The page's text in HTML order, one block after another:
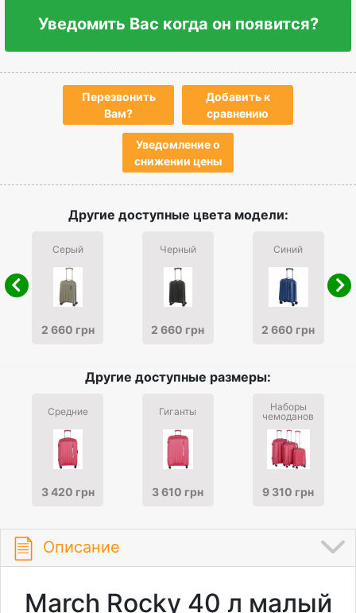
Уведомить Вас когда он появится?
Перезвонить
Вам?
Добавить к
сравнению
Уведомление о
снижении цены
Другие доступные цвета модели:
Серый
2 660 грн
Черный
2 660 грн
Синий
2 660 грн
Другие доступные размеры:
Средние
3 420 грн
Гиганты
3 610 грн
Наборы
чемоданов
9 310 грн
Описание
March Rocky 40 л малый